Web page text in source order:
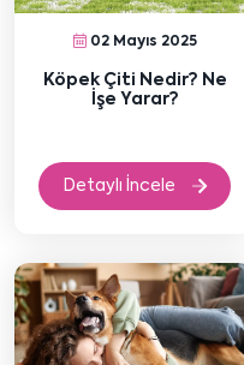
02 Mayıs 2025
Köpek Çiti Nedir? Ne
İşe Yarar?
Detaylı İncele